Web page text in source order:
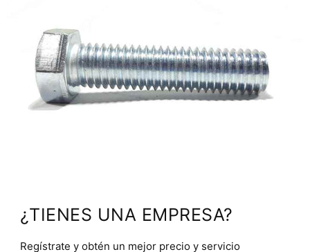
¿TIENES UNA EMPRESA?
Regístrate y obtén un mejor precio y servicio